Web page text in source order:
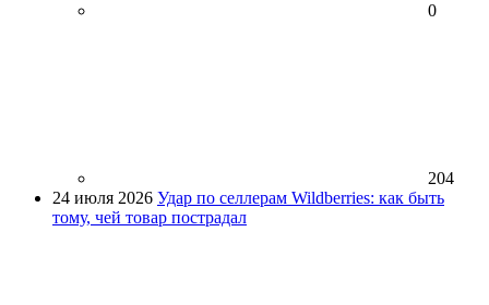
0
204
24 июля 2026 Удар по селлерам Wildberries: как быть
тому, чей товар пострадал